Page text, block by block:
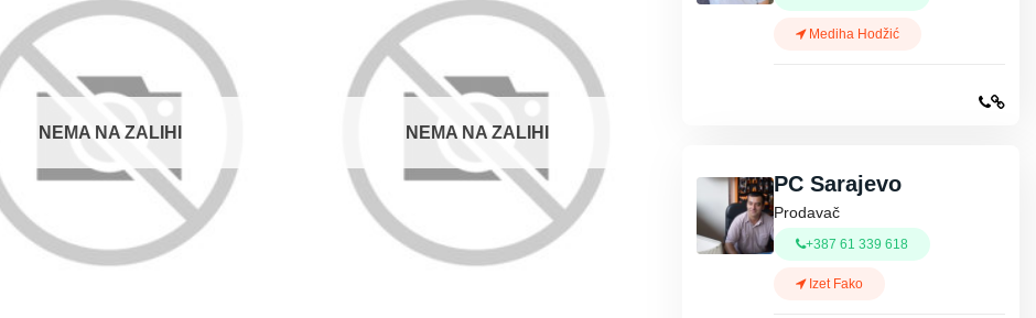
NEMA NA ZALIHI NEMA NA ZALIHI
Mediha Hodžić
PC Sarajevo
Prodavač
+387 61 339 618
Izet Fako